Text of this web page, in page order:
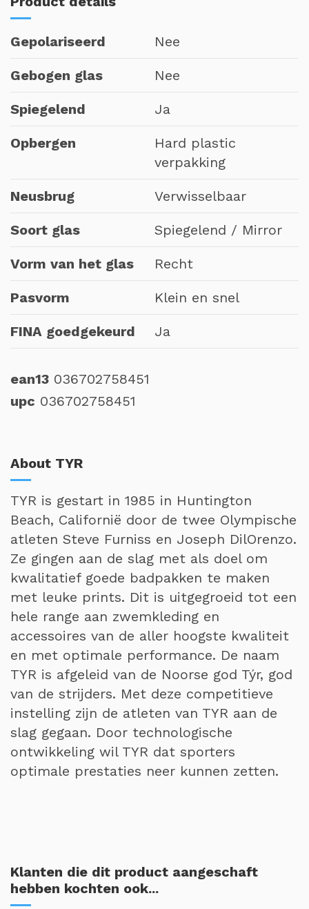
Gepolariseerd Nee
Gebogen glas Nee
Spiegelend Ja
Opbergen
Hard plastic
verpakking
Neusbrug Verwisselbaar
Soort glas Spiegelend / Mirror
Vorm van het glas Recht
Pasvorm Klein en snel
FINA goedgekeurd Ja
ean13 036702758451
upc 036702758451
About TYR
TYR is gestart in 1985 in Huntington
Beach, Californië door de twee Olympische
atleten Steve Furniss en Joseph DilOrenzo.
Ze gingen aan de slag met als doel om
kwalitatief goede badpakken te maken
met leuke prints. Dit is uitgegroeid tot een
hele range aan zwemkleding en
accessoires van de aller hoogste kwaliteit
en met optimale performance. De naam
TYR is afgeleid van de Noorse god Týr, god
van de strijders. Met deze competitieve
instelling zijn de atleten van TYR aan de
slag gegaan. Door technologische
ontwikkeling wil TYR dat sporters
optimale prestaties neer kunnen zetten.
Klanten die dit product aangeschaft
hebben kochten ook...